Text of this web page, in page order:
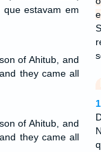
estavam em
of Ahitub, and
they came all
of Ahitub, and
they came all